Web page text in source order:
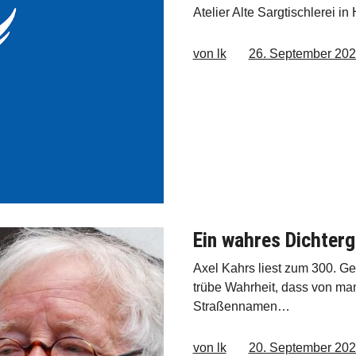
Atelier Alte Sargtischlerei in
von lk 26. September
Ein wahres
Axel Kahrs liest zum 300.
trübe Wahrheit, dass von
Straßennamen…
von lk 20. September